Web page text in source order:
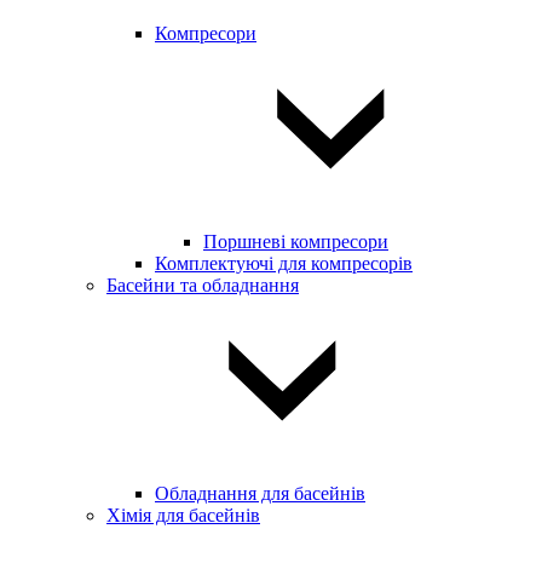
Компресори
Поршневі компресори
Комплектуючі для компресорів
Басейни та обладнання
Обладнання для басейнів
Хімія для басейнів